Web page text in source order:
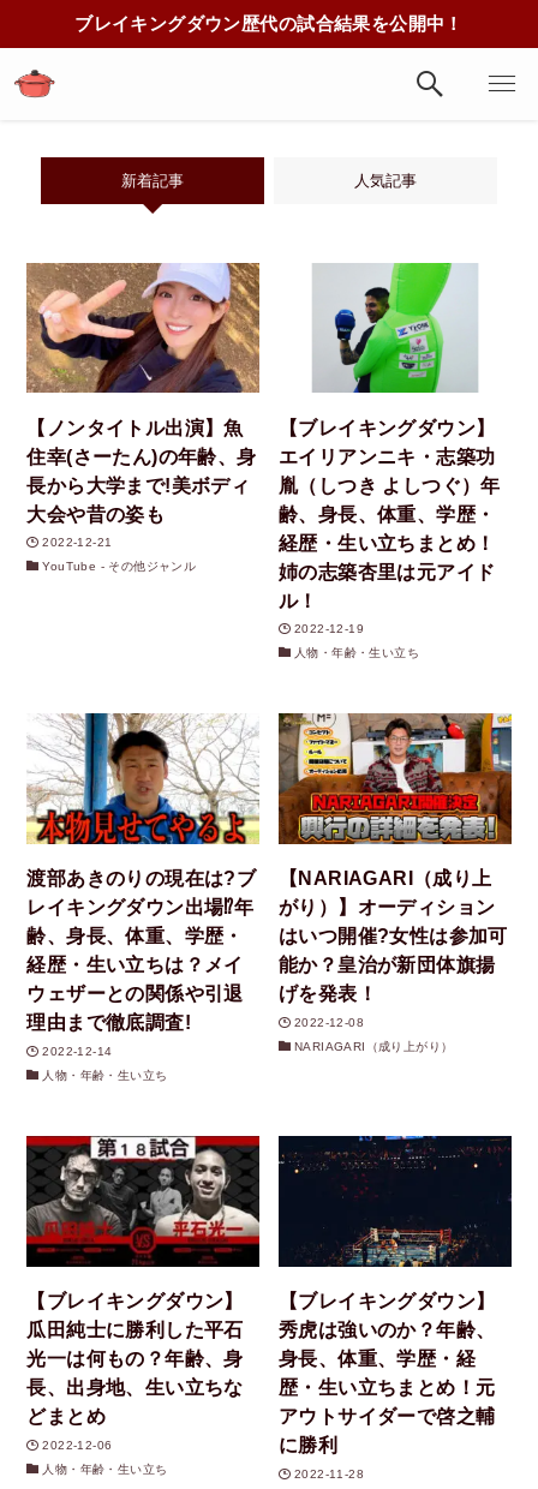
ブレイキングダウン歴代の試合結果を公開中！
新着記事 人気記事
【ノンタイトル出演】魚
住幸(さーたん)の年齢、身
長から大学まで!美ボディ
大会や昔の姿も
2022-12-21
YouTube - その他ジャンル
【ブレイキングダウン】
エイリアンニキ・志築功
胤（しつき よしつぐ）年
齢、身長、体重、学歴・
経歴・生い立ちまとめ！
姉の志築杏里は元アイド
ル！
2022-12-19
人物・年齢・生い立ち
渡部あきのりの現在は?ブ
レイキングダウン出場⁉︎年
齢、身長、体重、学歴・
経歴・生い立ちは？メイ
ウェザーとの関係や引退
理由まで徹底調査!
2022-12-14
人物・年齢・生い立ち
【NARIAGARI（成り上
がり）】オーディション
はいつ開催?女性は参加可
能か？皇治が新団体旗揚
げを発表！
2022-12-08
NARIAGARI（成り上がり）
【ブレイキングダウン】
瓜田純士に勝利した平石
光一は何もの？年齢、身
長、出身地、生い立ちな
どまとめ
2022-12-06
人物・年齢・生い立ち
【ブレイキングダウン】
秀虎は強いのか？年齢、
身長、体重、学歴・経
歴・生い立ちまとめ！元
アウトサイダーで啓之輔
に勝利
2022-11-28